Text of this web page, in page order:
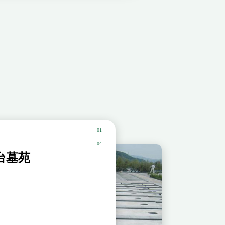
墓苑
01
04
鶴崎みはらし台
墓域